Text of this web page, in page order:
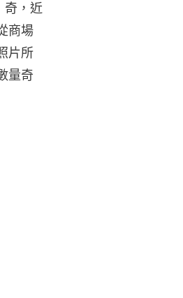
奇，近
商場
片所
量奇